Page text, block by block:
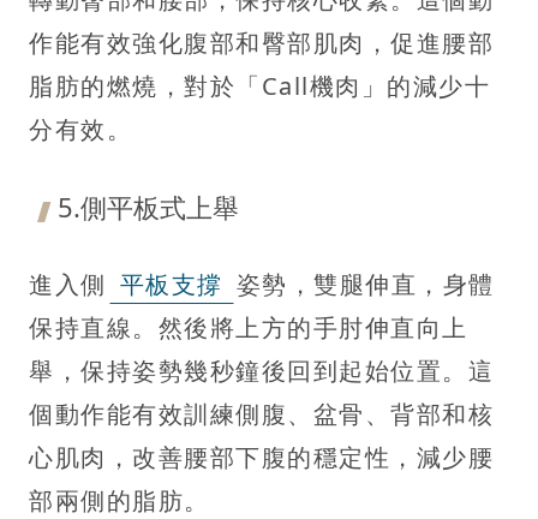
作能有效強化腹部和臀部肌肉，促進腰部
脂肪的燃燒，對於「Call機肉」的減少十
分有效。
5.側平板式上舉
進入側 平板支撐 姿勢，雙腿伸直，身體
保持直線。然後將上方的手肘伸直向上
舉，保持姿勢幾秒鐘後回到起始位置。這
個動作能有效訓練側腹、盆骨、背部和核
心肌肉，改善腰部下腹的穩定性，減少腰
部兩側的脂肪。